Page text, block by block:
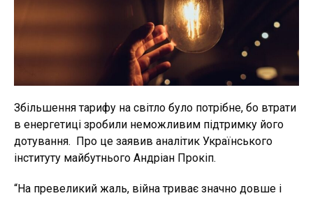
Збільшення тарифу на світло було потрібне, бо втрати
в енергетиці зробили неможливим підтримку його
дотування. Про це заявив аналітик Українського
інституту майбутнього Андріан Прокіп.
“На превеликий жаль, війна триває значно довше і